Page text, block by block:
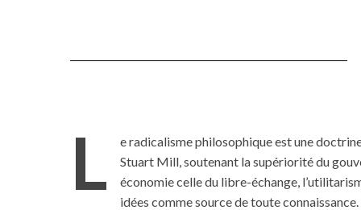
L
e radicalisme philosophique est une
Stuart Mill, soutenant la supériorité du
économie celle du libre-échange,
idées comme source de toute connaissance.